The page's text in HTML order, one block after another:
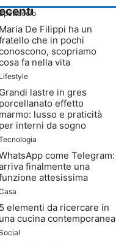
Maria De Filippi ha un
che in pochi
scopriamo
fa nella vita
Lifestyle
Grandi lastre in gres
porcellanato effetto
marmo: lusso e praticità
per interni da sogno
come Telegram:
finalmente una
attesissima
5 elementi da ricercare in
una cucina contemporanea